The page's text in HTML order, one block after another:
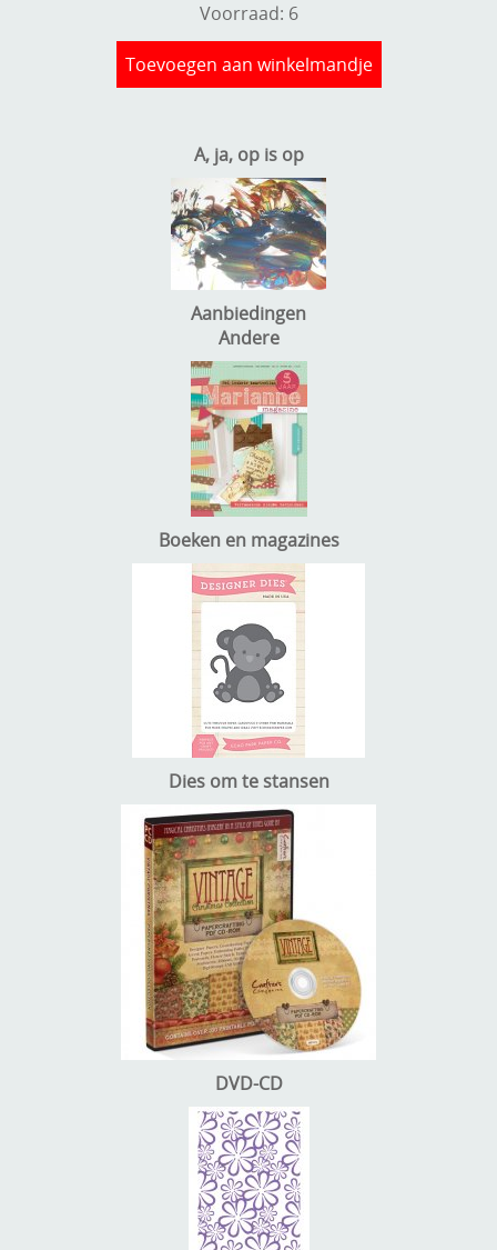
Voorraad: 6
Toevoegen aan winkelmandje
A, ja, op is op
Aanbiedingen
Andere
Boeken en magazines
Dies om te stansen
DVD-CD